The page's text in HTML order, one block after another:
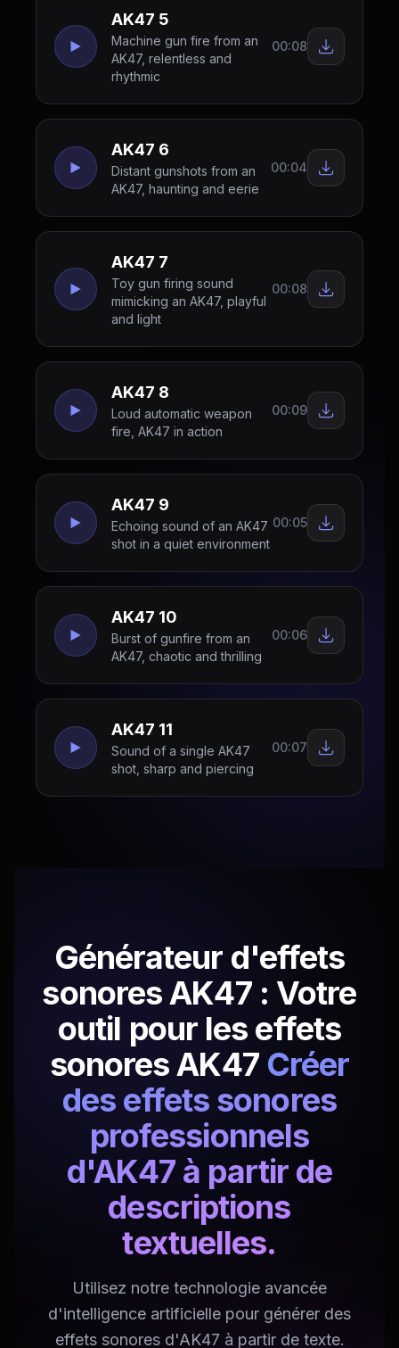
AK47 5
Machine gun fire from an
AK47, relentless and
rhythmic
00:08
AK47 6
Distant gunshots from an
AK47, haunting and eerie
00:04
AK47 7
Toy gun firing sound
mimicking an AK47, playful
and light
00:08
AK47 8
Loud automatic weapon
fire, AK47 in action
00:09
AK47 9
Echoing sound of an AK47
shot in a quiet environment
00:05
AK47 10
Burst of gunfire from an
AK47, chaotic and thrilling
00:06
AK47 11
Sound of a single AK47
shot, sharp and piercing
00:07
Générateur d'effets
sonores AK47 : Votre
outil pour les effets
sonores AK47 Créer
des effets sonores
professionnels
d'AK47 à partir de
descriptions
textuelles.
Utilisez notre technologie avancée
d'intelligence artificielle pour générer des
effets sonores d'AK47 à partir de texte.